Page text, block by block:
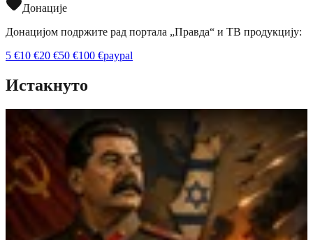
Донације
Донацијом подржите рад портала „Правда“ и ТВ продукцију:
5 €10 €20 €50 €100 €paypal
Истакнуто